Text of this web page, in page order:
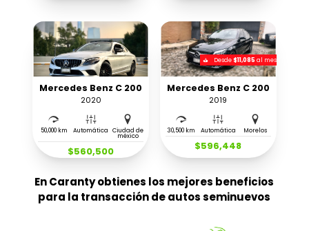
Mercedes Benz C 200
2020
50,000 km Automática Ciudad de
méxico
$560,500
Desde$11,085 al mes
Mercedes Benz C 200
2019
30,500 km Automática Morelos
$596,448
En Caranty obtienes los mejores beneficios
para la transacción de autos seminuevos